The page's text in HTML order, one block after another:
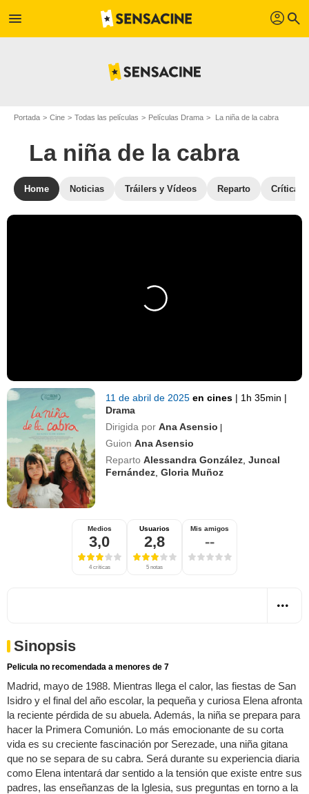
menu profil search
Portada Cine Todas las películas Películas Drama La niña de la cabra
La niña de la cabra
Home Noticias Tráilers y Vídeos Reparto Críticas
11 de abril de 2025en cines | 1h 35min |
Drama
Dirigida por Ana Asensio |
Guion Ana Asensio
Reparto Alessandra González ,Juncal
Fernández ,Gloria Muñoz
Medios
3,0
4 críticas
Usuarios
2,8
5 notas
Mis amigos
--
Sinopsis
Pelicula no recomendada a menores de 7
Madrid, mayo de 1988. Mientras llega el calor, las fiestas de San
Isidro y el final del año escolar, la pequeña y curiosa Elena afronta
la reciente pérdida de su abuela. Además, la niña se prepara para
hacer la Primera Comunión. Lo más emocionante de su corta
vida es su creciente fascinación por Serezade, una niña gitana
que no se separa de su cabra. Será durante su experiencia diaria
como Elena intentará dar sentido a la tensión que existe entre sus
padres, las enseñanzas de la Iglesia, sus preguntas en torno a la